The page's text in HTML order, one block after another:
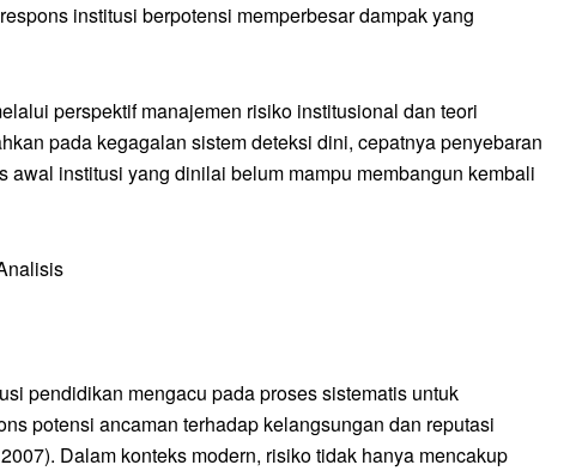
institusi berpotensi memperbesar dampak yang
perspektif manajemen risiko institusional dan teori
pada kegagalan sistem deteksi dini, cepatnya penyebaran
awal institusi yang dinilai belum mampu membangun kembali
pendidikan mengacu pada proses sistematis untuk
potensi ancaman terhadap kelangsungan dan reputasi
Dalam konteks modern, risiko tidak hanya mencakup